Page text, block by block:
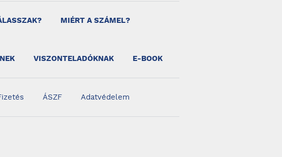
MIÉRT A SZÁMEL?
VISZONTELADÓKNAK E-BOOK
ÁSZF Adatvédelem